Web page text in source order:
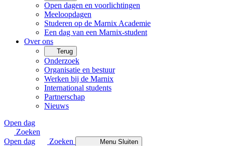
Open dagen en voorlichtingen
Meeloopdagen
Studeren op de Marnix Academie
Een dag van een Marnix-student
Over ons
Terug
Onderzoek
Organisatie en bestuur
Werken bij de Marnix
International students
Partnerschap
Nieuws
Open dag
Zoeken
Open dag
Zoeken Menu Sluiten